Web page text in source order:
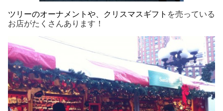
ツリーのオーナメントや、クリスマスギフト を売っている
お店がたくさんあります！